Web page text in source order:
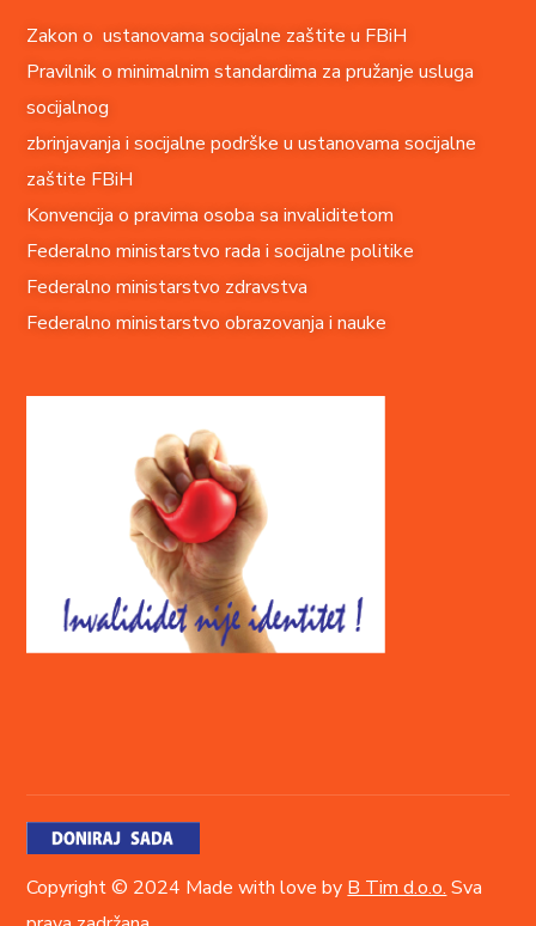
Zakon o ustanovama socijalne zaštite u FBiH
Pravilnik o minimalnim standardima za pružanje usluga
socijalnog
zbrinjavanja i socijalne podrške u ustanovama socijalne
zaštite FBiH
Konvencija o pravima osoba sa invaliditetom
Federalno ministarstvo rada i socijalne politike
Federalno ministarstvo zdravstva
Federalno ministarstvo obrazovanja i nauke
Copyright © 2024 Made with love by B Tim d.o.o. Sva